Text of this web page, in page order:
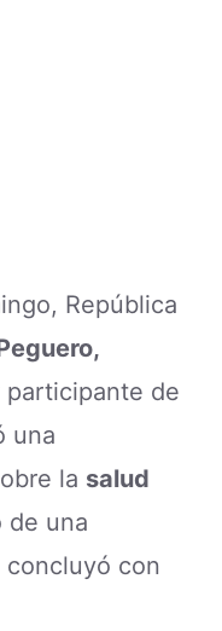
República
participante de
una
la salud
de una
con